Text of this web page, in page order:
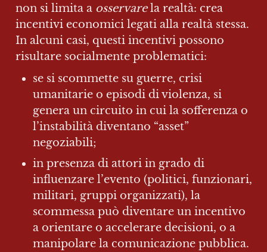
non si limita a osservare la realtà: crea
incentivi economici legati alla realtà stessa.
In alcuni casi, questi incentivi possono
risultare socialmente problematici:
se si scommette su guerre, crisi
umanitarie o episodi di violenza, si
genera un circuito in cui la sofferenza o
l’instabilità diventano “asset”
negoziabili;
in presenza di attori in grado di
influenzare l’evento (politici, funzionari,
militari, gruppi organizzati), la
scommessa può diventare un incentivo
a orientare o accelerare decisioni, o a
manipolare la comunicazione pubblica.